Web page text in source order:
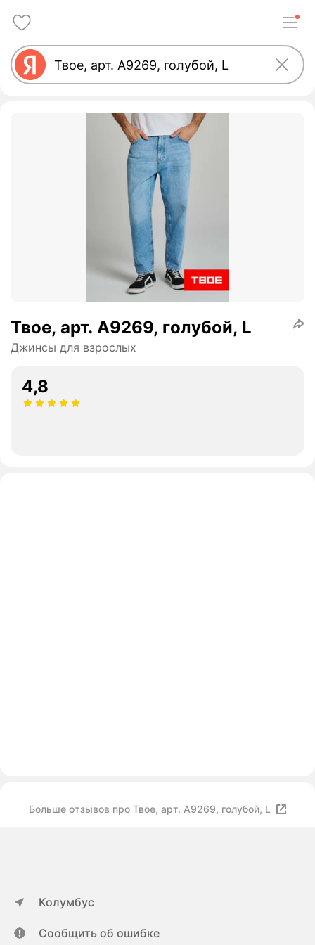
Твое, арт. A9269, голубой, L
Джинсы для взрослых
4,8
Больше отзывов про Твое, арт. A9269, голубой, L
Колумбус
Сообщить об ошибке